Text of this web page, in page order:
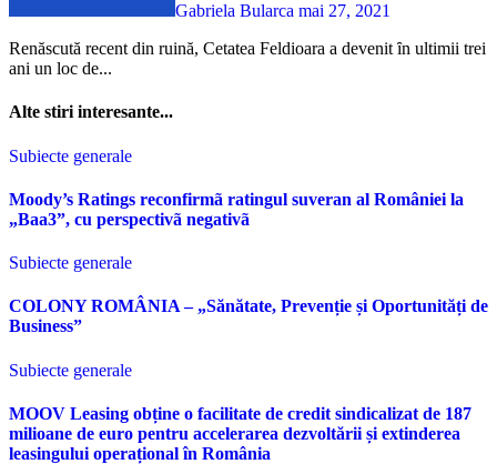
Gabriela Bularca mai 27, 2021
Renăscută recent din ruină, Cetatea Feldioara a devenit ȋn ultimii trei
ani un loc de...
Alte stiri interesante...
Subiecte generale
Moody’s Ratings reconfirmã ratingul suveran al României la
„Baa3”, cu perspectivã negativã
Subiecte generale
COLONY ROMÂNIA – „Sănătate, Prevenție și Oportunități de
Business”
Subiecte generale
MOOV Leasing obține o facilitate de credit sindicalizat de 187
milioane de euro pentru accelerarea dezvoltării și extinderea
leasingului operațional în România